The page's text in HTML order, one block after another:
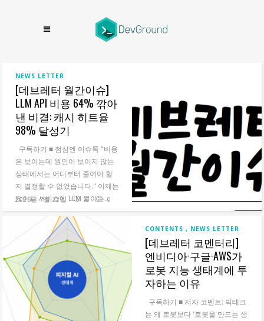
NEWS LETTER
[데브레터 월간이슈]
LLM API 비용 64% 깎아
낸 비결: 캐시 히트율
98% 달성기
구독하기 ■ 점심엔 이슈톡‍ "비용
은 보이는데 원인이 보이지 않는
상태에서는 어디부터 줄여야 할
지 결정할 수 없었습니다." 이제는
많이들 서비스에 LLM 붙이는...
READ MORE
2026년 7월 22일 0 0
CONTENTS NEWS LETTER
[데브레터 코멘터리]
엔비디아·구글·AWS가
로봇 지능 생태계에 투
자하는 이유
구독하기 ■ 저자 코멘트: 빅테크
는 왜 로봇보다 '로봇을 만드는 생